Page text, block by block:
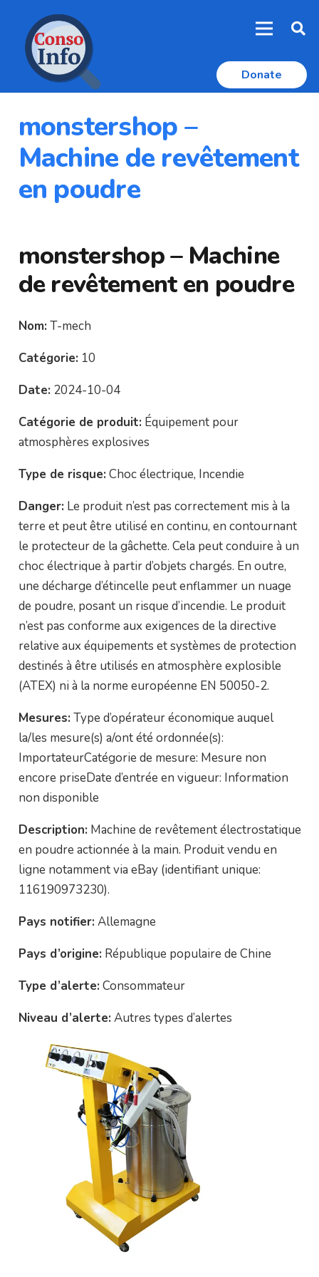
Donate
monstershop –
Machine de revêtement
en poudre
monstershop – Machine
de revêtement en poudre
Nom: T-mech
Catégorie: 10
Date: 2024-10-04
Catégorie de produit: Équipement pour
atmosphères explosives
Type de risque: Choc électrique, Incendie
Danger: Le produit n’est pas correctement mis à la
terre et peut être utilisé en continu, en contournant
le protecteur de la gâchette. Cela peut conduire à un
choc électrique à partir d’objets chargés. En outre,
une décharge d’étincelle peut enflammer un nuage
de poudre, posant un risque d’incendie. Le produit
n’est pas conforme aux exigences de la directive
relative aux équipements et systèmes de protection
destinés à être utilisés en atmosphère explosible
(ATEX) ni à la norme européenne EN 50050-2.
Mesures: Type d’opérateur économique auquel
la/les mesure(s) a/ont été ordonnée(s):
ImportateurCatégorie de mesure: Mesure non
encore priseDate d’entrée en vigueur: Information
non disponible
Description: Machine de revêtement électrostatique
en poudre actionnée à la main. Produit vendu en
ligne notamment via eBay (identifiant unique:
116190973230).
Pays notifier: Allemagne
Pays d’origine: République populaire de Chine
Type d’alerte: Consommateur
Niveau d’alerte: Autres types d’alertes